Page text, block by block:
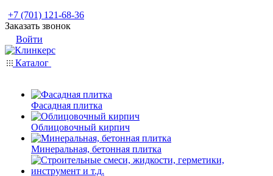
+7 (701) 121-68-36
Заказать звонок
Войти
Каталог
Фасадная плитка
Облицовочный кирпич
Минеральная, бетонная плитка